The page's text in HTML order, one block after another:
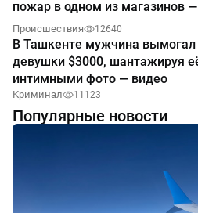
пожар в одном из магазинов
Происшествия 12640
В Ташкенте мужчина вымогал
девушки $3000, шантажируя
интимными фото — видео
Криминал 11123
Популярные новости